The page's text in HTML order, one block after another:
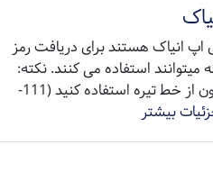
اپ انیاک هستند برای دریافت رمز
میتوانند استفاده می کنند. نکته:
برای سریال های وریفون از خط تیره استفاده کنید (111-
بیشتر